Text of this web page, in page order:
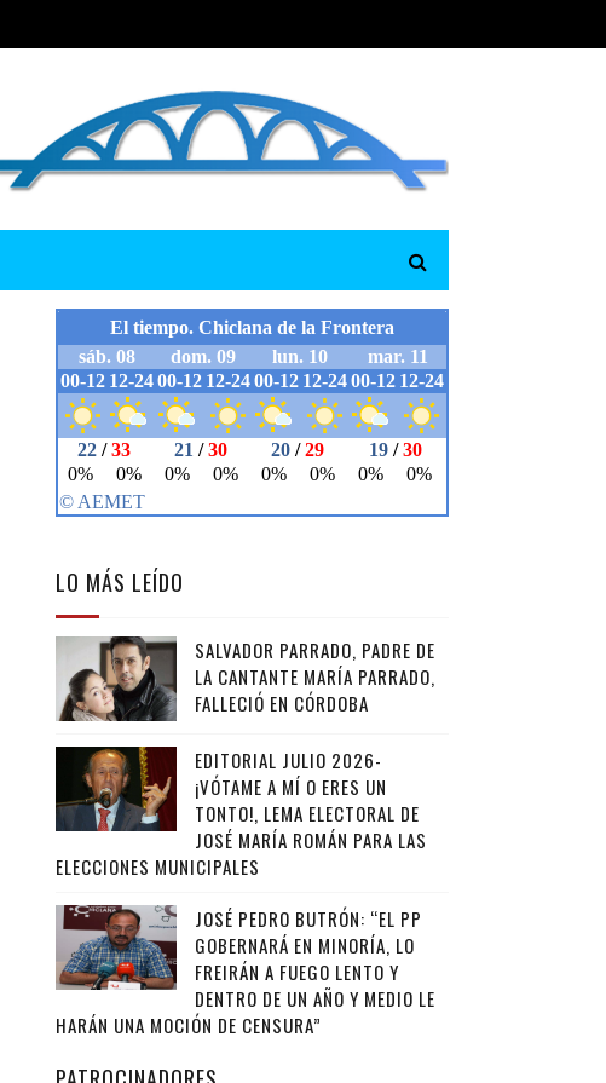
LO MÁS LEÍDO
SALVADOR PARRADO, PADRE DE
LA CANTANTE MARÍA PARRADO,
FALLECIÓ EN CÓRDOBA
EDITORIAL JULIO 2026-
¡VÓTAME A MÍ O ERES UN
TONTO!, LEMA ELECTORAL DE
JOSÉ MARÍA ROMÁN PARA LAS
ELECCIONES MUNICIPALES
JOSÉ PEDRO BUTRÓN: “EL PP
GOBERNARÁ EN MINORÍA, LO
FREIRÁN A FUEGO LENTO Y
DENTRO DE UN AÑO Y MEDIO LE
HARÁN UNA MOCIÓN DE CENSURA”